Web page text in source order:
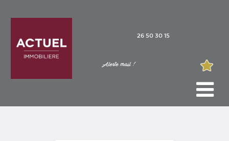
26 50 30 15
Alerte mail !